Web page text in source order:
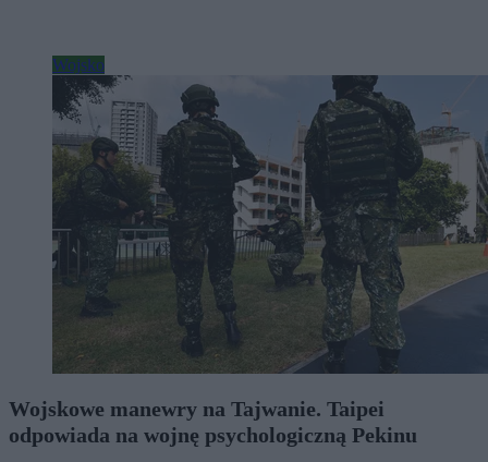
Wojsko
Wojskowe manewry na Tajwanie. Taipei
odpowiada na wojnę psychologiczną Pekinu